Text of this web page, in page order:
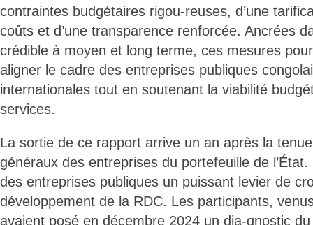
contraintes budgétaires rigou-reuses, d’une
coûts et d’une transparence renforcée. Ancrées
crédible à moyen et long terme, ces mesures
aligner le cadre des entreprises publiques
internationales tout en soutenant la viabilité
services.
La sortie de ce rapport arrive un an après la
généraux des entreprises du portefeuille de
des entreprises publiques un puissant levier de
développement de la RDC. Les participants,
avaient posé en décembre 2024 un dia-gnostic